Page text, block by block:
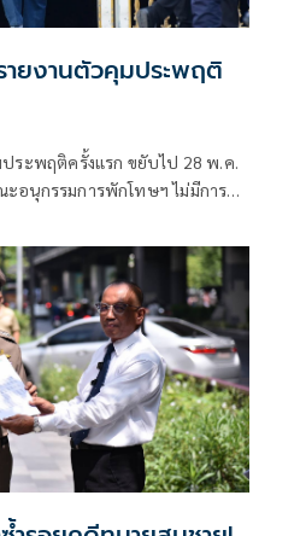
ยงานตัวคุมประพฤติ
พฤติครั้งแรก ขยับไป 28 พ.ค.
อนุกรรมการพักโทษฯ ไม่มีการยื่น